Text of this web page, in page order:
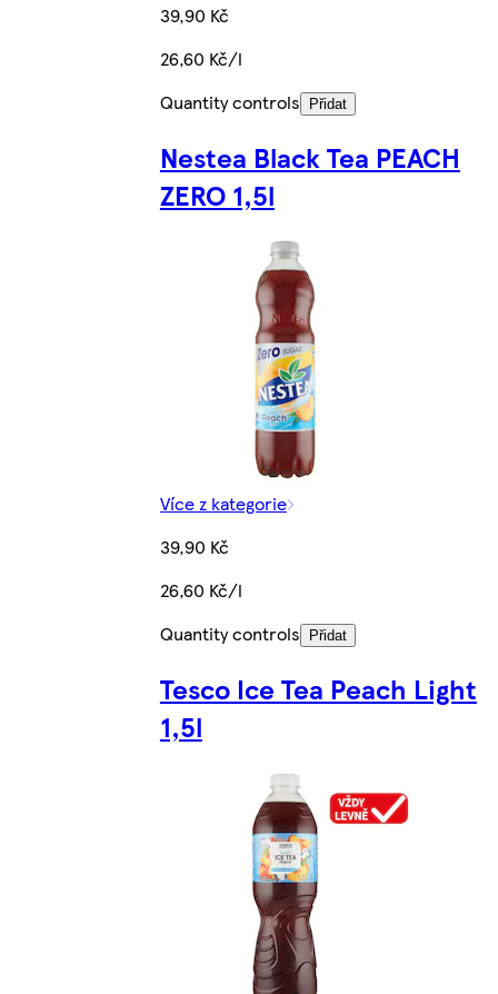
39,90 Kč
26,60 Kč/l
Quantity controls
Přidat
Nestea Black Tea PEACH
ZERO 1,5l
Více z kategorie
39,90 Kč
26,60 Kč/l
Quantity controls
Přidat
Tesco Ice Tea Peach Light
1,5l